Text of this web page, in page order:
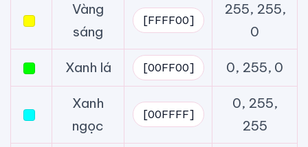
Vàng
sáng
[FFFF00]
255, 255,
0
Xanh lá [00FF00] 0, 255, 0
Xanh
ngọc
[00FFFF]
0, 255,
255